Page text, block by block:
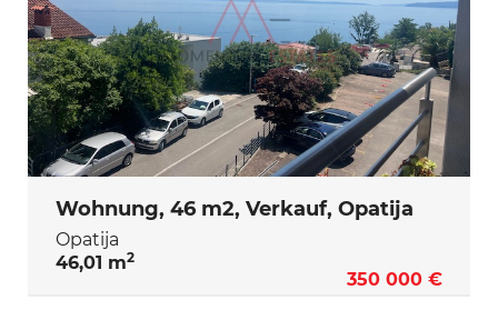
Wohnung, 46 m2, Verkauf, Opatija
Opatija
46,01 m2
350 000 €